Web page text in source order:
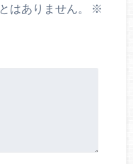
はありません。
※